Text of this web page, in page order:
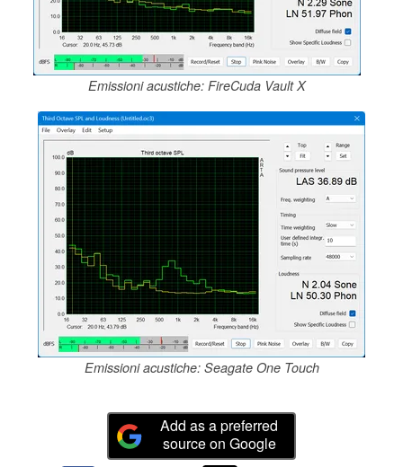
Emissioni acustiche: FireCuda Vault X
Emissioni acustiche: Seagate One Touch
Add as a preferred
source on Google